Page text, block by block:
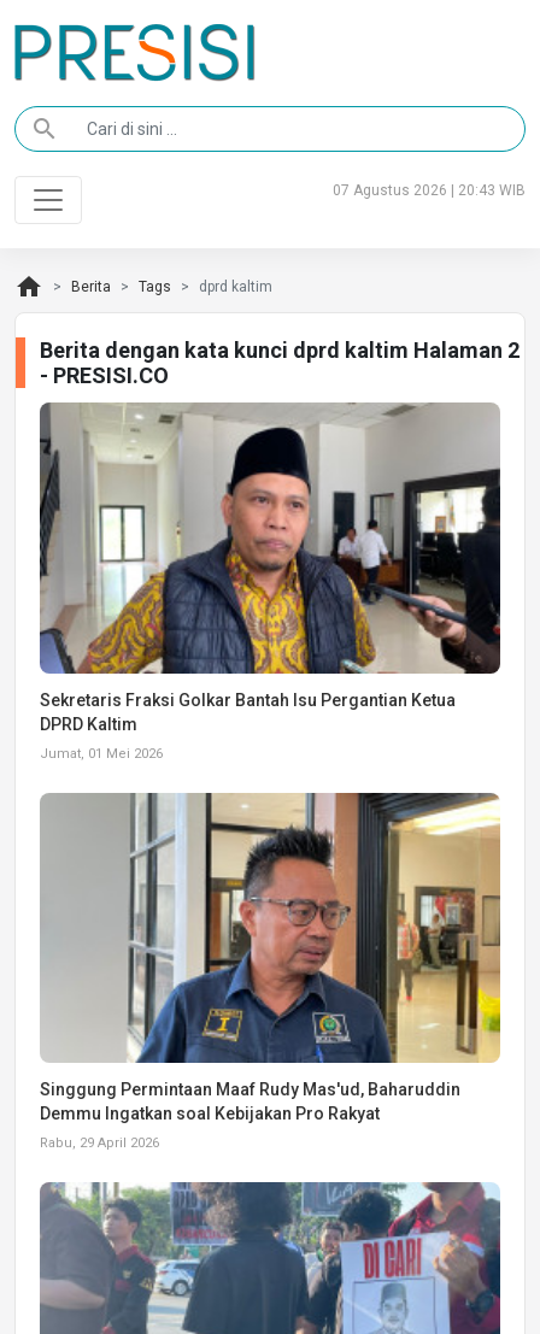
search
07 Agustus 2026 | 20:43 WIB
home Berita Tags dprd kaltim
Berita dengan kata kunci dprd kaltim Halaman 2
- PRESISI.CO
Sekretaris Fraksi Golkar Bantah Isu Pergantian Ketua
DPRD Kaltim
Jumat, 01 Mei 2026
Singgung Permintaan Maaf Rudy Mas'ud, Baharuddin
Demmu Ingatkan soal Kebijakan Pro Rakyat
Rabu, 29 April 2026